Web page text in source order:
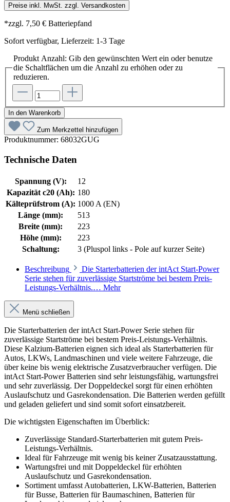
Preise inkl. MwSt. zzgl. Versandkosten
*zzgl. 7,50 € Batteriepfand
Sofort verfügbar, Lieferzeit: 1-3 Tage
Produkt Anzahl: Gib den gewünschten Wert ein oder benutze
die Schaltflächen um die Anzahl zu erhöhen oder zu
reduzieren.
In den Warenkorb
Zum Merkzettel hinzufügen
Produktnummer: 68032GUG
Technische Daten
Spannung (V):
12
Kapazität c20 (Ah): 180
Kälteprüfstrom (A): 1000 A (EN)
Länge (mm):
513
Breite (mm):
223
Höhe (mm):
223
Schaltung:
3 (Pluspol links - Pole auf kurzer Seite)
Beschreibung
Die Starterbatterien der intAct Start-Power
Serie stehen für zuverlässige Startströme bei bestem Preis-
Leistungs-Verhältnis.… Mehr
Menü schließen
Die Starterbatterien der intAct Start-Power Serie stehen für
zuverlässige Startströme bei bestem Preis-Leistungs-Verhältnis.
Diese Kalzium-Batterien eignen sich ideal als Starterbatterien für
Autos, LKWs, Landmaschinen und viele weitere Fahrzeuge, die
über keine bis wenig elektrische Zusatzverbraucher verfügen. Die
intAct Start-Power Batterien sind sehr leistungsfähig, wartungsfrei
und sehr zuverlässig. Der Doppeldeckel sorgt für einen erhöhten
Auslaufschutz und Gasrekondensation. Die Batterien werden gefüllt
und geladen geliefert und sind somit sofort einsatzbereit.
Die wichtigsten Eigenschaften im Überblick:
Zuverlässige Standard-Starterbatterien mit gutem Preis-
Leistungs-Verhältnis.
Ideal für Fahrzeuge mit wenig bis keiner Zusatzausstattung.
Wartungsfrei und mit Doppeldeckel für erhöhten
Auslaufschutz und Gasrekondensation.
Sortiment umfasst Autobatterien, LKW-Batterien, Batterien
für Busse, Batterien für Baumaschinen, Batterien für